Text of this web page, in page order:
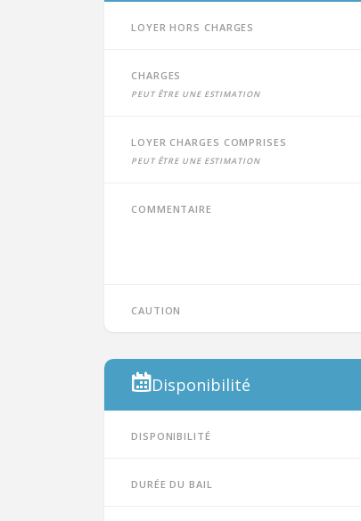
Loyer hors charges
Charges
peut être une estimation
Loyer charges comprises
peut être une estimation
Commentaire
Caution
Disponibilité
Disponibilité
Durée du bail